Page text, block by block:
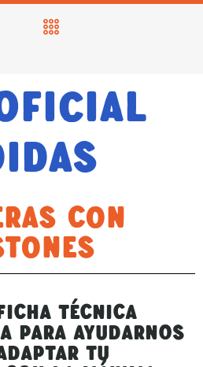
CON
técnica
para ayudarnos
tu